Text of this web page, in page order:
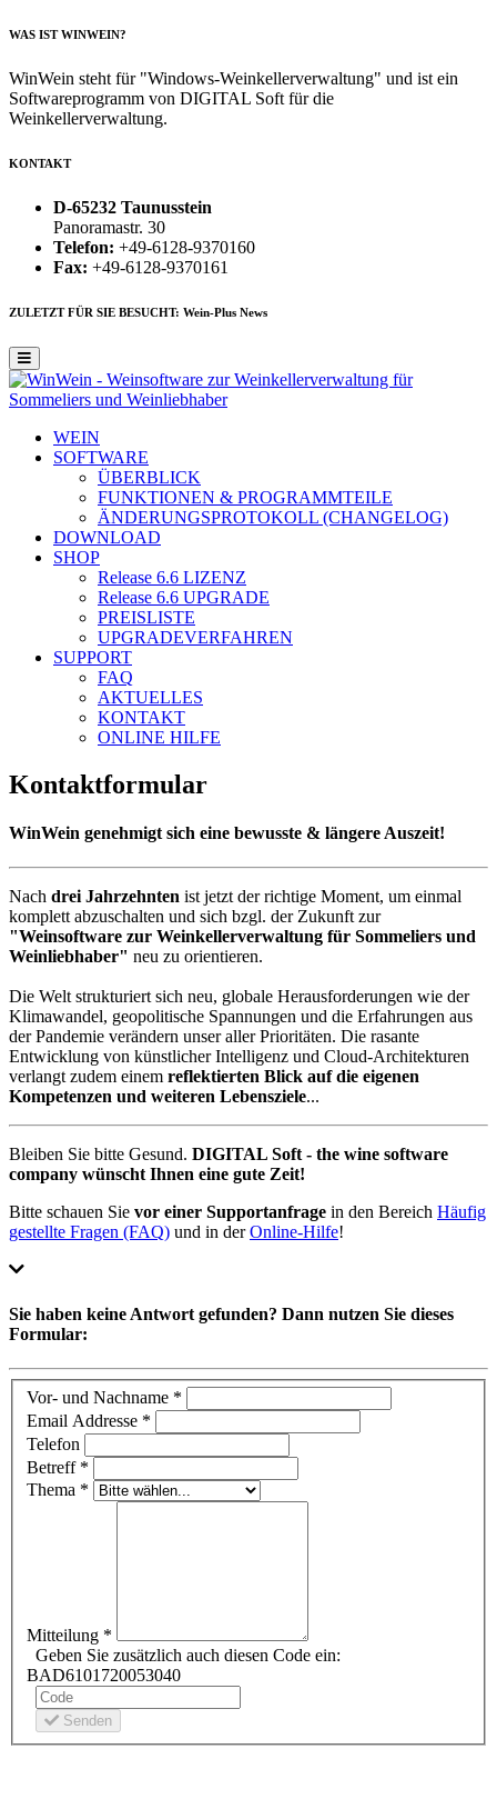
WAS IST WINWEIN?
WinWein steht für "Windows-Weinkellerverwaltung" und ist ein
Softwareprogramm von DIGITAL Soft für die
Weinkellerverwaltung.
KONTAKT
D-65232 Taunusstein
Panoramastr. 30
Telefon: +49-6128-9370160
Fax: +49-6128-9370161
ZULETZT FÜR SIE BESUCHT: Wein-Plus News
WEIN
SOFTWARE
ÜBERBLICK
FUNKTIONEN & PROGRAMMTEILE
ÄNDERUNGSPROTOKOLL (CHANGELOG)
DOWNLOAD
SHOP
Release 6.6 LIZENZ
Release 6.6 UPGRADE
PREISLISTE
UPGRADEVERFAHREN
SUPPORT
FAQ
AKTUELLES
KONTAKT
ONLINE HILFE
Kontaktformular
WinWein genehmigt sich eine bewusste & längere Auszeit!
Nach drei Jahrzehnten ist jetzt der richtige Moment, um einmal
komplett abzuschalten und sich bzgl. der Zukunft zur
"Weinsoftware zur Weinkellerverwaltung für Sommeliers und
Weinliebhaber" neu zu orientieren.
Die Welt strukturiert sich neu, globale Herausforderungen wie der
Klimawandel, geopolitische Spannungen und die Erfahrungen aus
der Pandemie verändern unser aller Prioritäten. Die rasante
Entwicklung von künstlicher Intelligenz und Cloud-Architekturen
verlangt zudem einem reflektierten Blick auf die eigenen
Kompetenzen und weiteren Lebensziele...
Bleiben Sie bitte Gesund. DIGITAL Soft - the wine software
company wünscht Ihnen eine gute Zeit!
Bitte schauen Sie vor einer Supportanfrage in den Bereich Häufig
gestellte Fragen (FAQ) und in derOnline-Hilfe!
Sie haben keine Antwort gefunden? Dann nutzen Sie dieses
Formular:
Vor- und Nachname *
Email Addresse *
Telefon
Betreff *
Thema *
Mitteilung *
Geben Sie zusätzlich auch diesen Code ein:
BAD6101720053040
Senden